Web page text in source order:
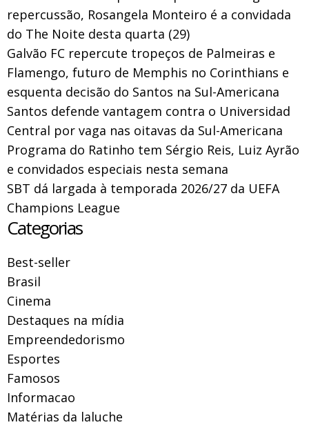
repercussão, Rosangela Monteiro é a convidada
do The Noite desta quarta (29)
Galvão FC repercute tropeços de Palmeiras e
Flamengo, futuro de Memphis no Corinthians e
esquenta decisão do Santos na Sul-Americana
Santos defende vantagem contra o Universidad
Central por vaga nas oitavas da Sul-Americana
Programa do Ratinho tem Sérgio Reis, Luiz Ayrão
e convidados especiais nesta semana
SBT dá largada à temporada 2026/27 da UEFA
Champions League
Categorias
Best-seller
Brasil
Cinema
Destaques na mídia
Empreendedorismo
Esportes
Famosos
Informacao
Matérias da laluche